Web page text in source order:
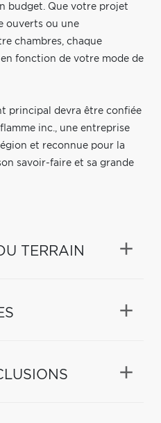
budget. Que votre projet
ouverts ou une
chambres, chaque
fonction de votre mode de
principal devra être confiée
inc., une entreprise
et reconnue pour la
savoir-faire et sa grande
TERRAIN